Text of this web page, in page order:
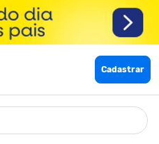
Cadastrar